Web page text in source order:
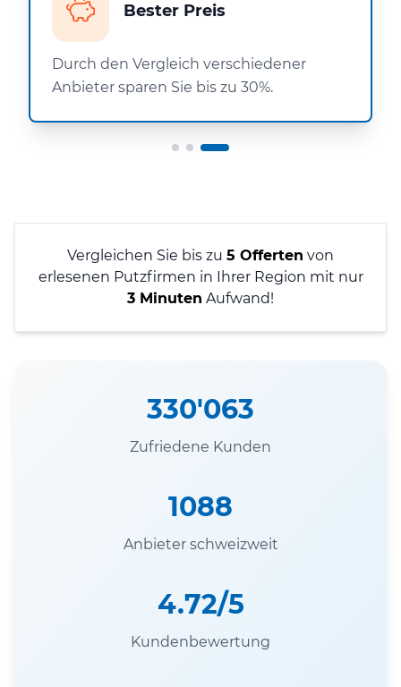
Bester Preis
Durch den Vergleich verschiedener
Anbieter sparen Sie bis zu 30%.
Vergleichen Sie bis zu 5 Offerten von
erlesenen Putzfirmen in Ihrer Region mit nur
3 Minuten Aufwand!
330'063
Zufriedene Kunden
1088
Anbieter schweizweit
4.72/5
Kundenbewertung